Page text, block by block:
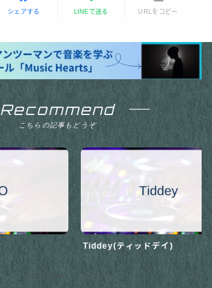
シェアする LINEで送る URLをコピー
Recommend
こちらの記事もどうぞ
Tiddey(ティッドデイ)
2025.09.25